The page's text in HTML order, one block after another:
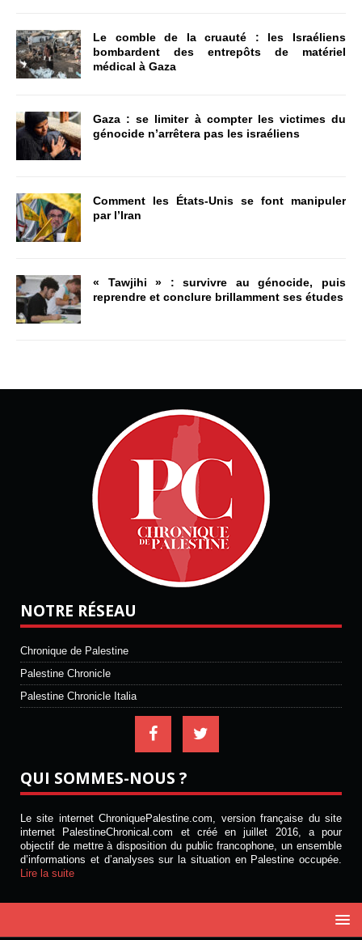
Le comble de la cruauté : les Israéliens
bombardent des entrepôts de matériel
médical à Gaza
Gaza : se limiter à compter les victimes du
génocide n’arrêtera pas les israéliens
Comment les États-Unis se font manipuler
par l’Iran
« Tawjihi » : survivre au génocide, puis
reprendre et conclure brillamment ses études
NOTRE RÉSEAU
Chronique de Palestine
Palestine Chronicle
Palestine Chronicle Italia
QUI SOMMES-NOUS ?
Le site internet ChroniquePalestine.com, version française du site
internet PalestineChronical.com et créé en juillet 2016, a pour
objectif de mettre à disposition du public francophone, un ensemble
d’informations et d’analyses sur la situation en Palestine occupée.
Lire la suite